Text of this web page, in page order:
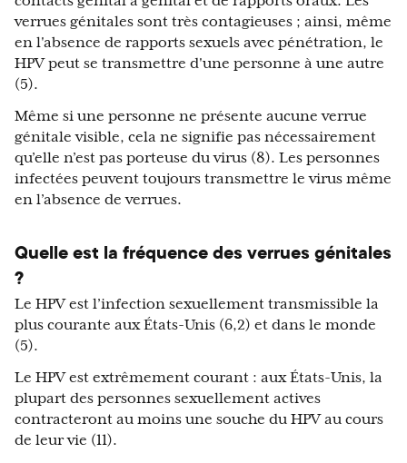
verrues génitales sont très contagieuses ; ainsi, même
en l'absence de rapports sexuels avec pénétration, le
HPV peut se transmettre d'une personne à une autre
(5).
Même si une personne ne présente aucune verrue
génitale visible, cela ne signifie pas nécessairement
qu’elle n’est pas porteuse du virus (8). Les personnes
infectées peuvent toujours transmettre le virus même
en l’absence de verrues.
Quelle est la fréquence des verrues génitales
?
Le HPV est l’infection sexuellement transmissible la
plus courante aux États-Unis (6,2) et dans le monde
(5).
Le HPV est extrêmement courant : aux États-Unis, la
plupart des personnes sexuellement actives
contracteront au moins une souche du HPV au cours
de leur vie (11).